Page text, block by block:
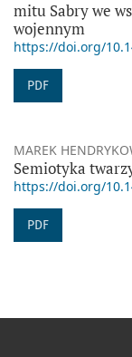
mitu Sabry we
wojennym
https://doi.org/
PDF
MAREK
Semiotyka
https://doi.org/
PDF